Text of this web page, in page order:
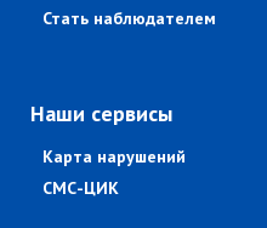
Стать наблюдателем
Наши сервисы
Карта нарушений
СМС-ЦИК